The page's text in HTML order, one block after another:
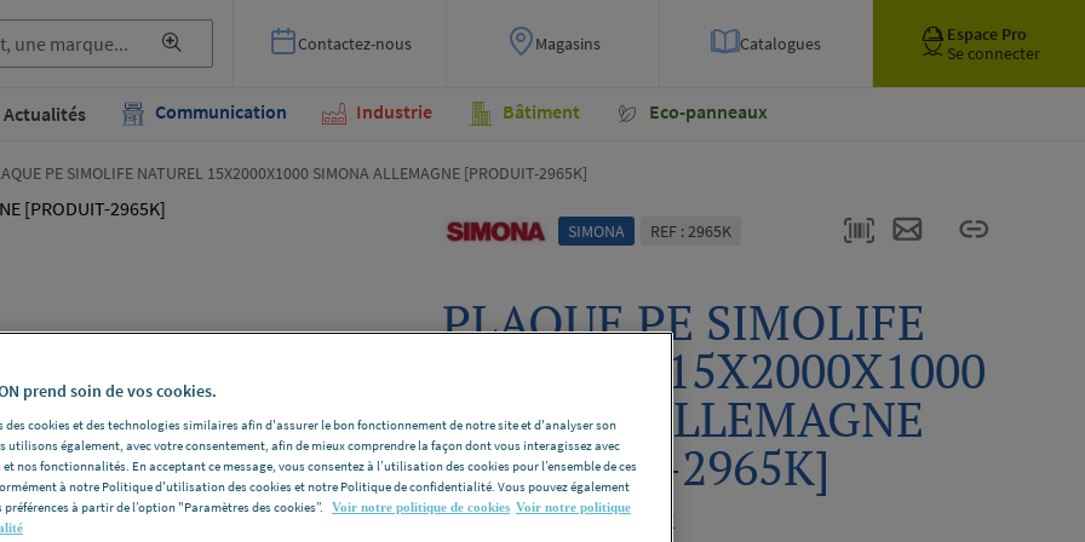
Contactez-nous Magasins Catalogues
Espace Pro
Se connecter
Actualités Communication Industrie Bâtiment Eco-panneaux
PE SIMOLIFE NATUREL 15X2000X1000 SIMONA ALLEMAGNE [PRODUIT-2965K]
SIMONA REF : 2965K
PLAQUE PE SIMOLIFE
NATUREL 15X2000X1000
SIMONA ALLEMAGNE
[PRODUIT-2965K]
SIMONA PRODUIT-2965K
prend soin de vos cookies.
des cookies et des technologies similaires afin d'assurer le bon fonctionnement de notre site et d'analyser son
utilisons également, avec votre consentement, afin de mieux comprendre la façon dont vous interagissez avec
nos fonctionnalités. En acceptant ce message, vous consentez à l’utilisation des cookies pour l’ensemble de ces
à notre Politique d'utilisation des cookies et notre Politique de confidentialité. Vous pouvez également
à partir de l’option "Paramètres des cookies”.
Voir notre politique de cookies Voir notre politique